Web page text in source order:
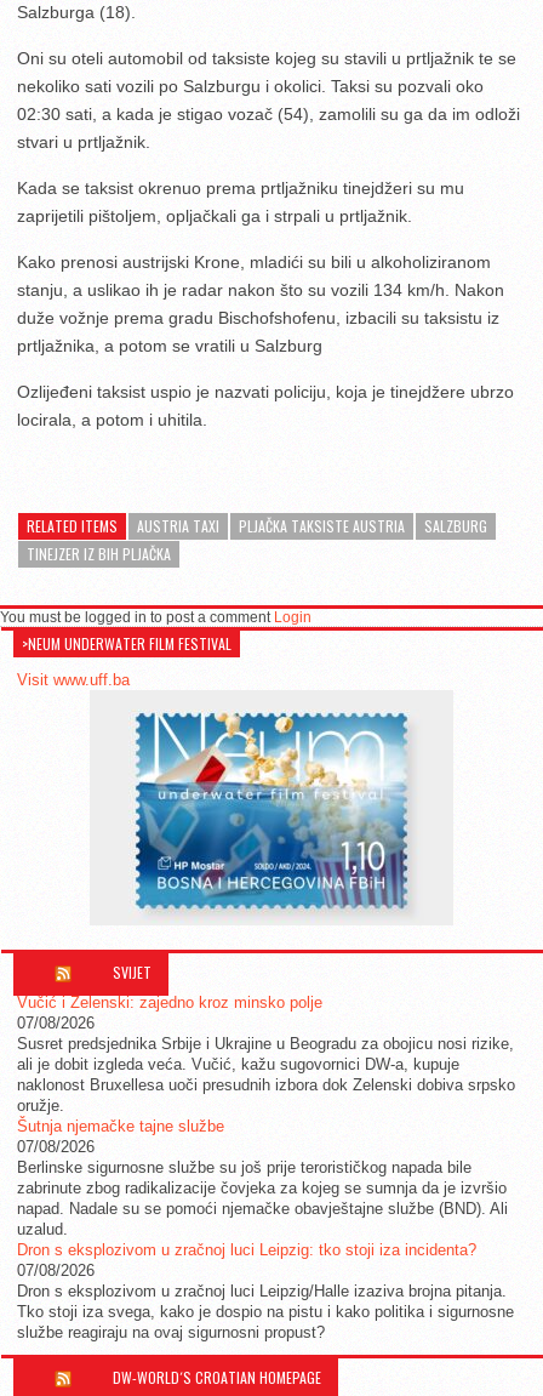
Salzburga (18).
Oni su oteli automobil od taksiste kojeg su stavili u prtljažnik te se
nekoliko sati vozili po Salzburgu i okolici. Taksi su pozvali oko
02:30 sati, a kada je stigao vozač (54), zamolili su ga da im odloži
stvari u prtljažnik.
Kada se taksist okrenuo prema prtljažniku tinejdžeri su mu
zaprijetili pištoljem, opljačkali ga i strpali u prtljažnik.
Kako prenosi austrijski Krone, mladići su bili u alkoholiziranom
stanju, a uslikao ih je radar nakon što su vozili 134 km/h. Nakon
duže vožnje prema gradu Bischofshofenu, izbacili su taksistu iz
prtljažnika, a potom se vratili u Salzburg
Ozlijeđeni taksist uspio je nazvati policiju, koja je tinejdžere ubrzo
locirala, a potom i uhitila.
RELATED ITEMS AUSTRIA TAXI PLJAČKA TAKSISTE AUSTRIA
SALZBURG
TINEJZER IZ BIH PLJAČKA
You must be logged in to post a comment Login
>NEUM UNDERWATER FILM FESTIVAL
Visit www.uff.ba
SVIJET
Vučić i Zelenski: zajedno kroz minsko polje
07/08/2026
Susret predsjednika Srbije i Ukrajine u Beogradu za obojicu nosi rizike,
ali je dobit izgleda veća. Vučić, kažu sugovornici DW-a, kupuje
naklonost Bruxellesa uoči presudnih izbora dok Zelenski dobiva srpsko
oružje.
Šutnja njemačke tajne službe
07/08/2026
Berlinske sigurnosne službe su još prije terorističkog napada bile
zabrinute zbog radikalizacije čovjeka za kojeg se sumnja da je izvršio
napad. Nadale su se pomoći njemačke obavještajne službe (BND). Ali
uzalud.
Dron s eksplozivom u zračnoj luci Leipzig: tko stoji iza incidenta?
07/08/2026
Dron s eksplozivom u zračnoj luci Leipzig/Halle izaziva brojna pitanja.
Tko stoji iza svega, kako je dospio na pistu i kako politika i sigurnosne
službe reagiraju na ovaj sigurnosni propust?
DW-WORLD´S CROATIAN HOMEPAGE